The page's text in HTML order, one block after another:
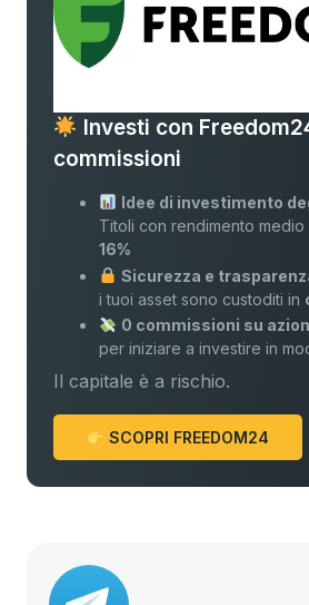
Investi con
commissioni
Idee di investimento
Titoli con rendimento
16%
Sicurezza e
i tuoi asset sono custoditi in
0 commissioni su
per iniziare a investire in
Il capitale è a rischio.
SCOPRI FREEDOM24